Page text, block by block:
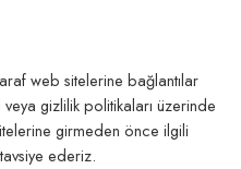
web sitelerine bağlantılar
gizlilik politikaları üzerinde
girmeden önce ilgili
ederiz.